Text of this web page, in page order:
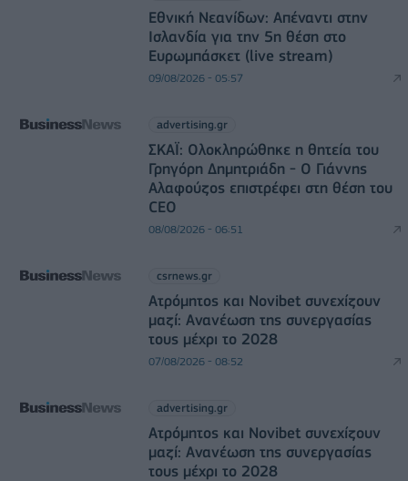
Εθνική Νεανίδων: Απέναντι στην
Ισλανδία για την 5η θέση στο
Ευρωμπάσκετ (live stream)
09/08/2026 - 05:57
advertising.gr
ΣΚΑΪ: Ολοκληρώθηκε η θητεία του
Γρηγόρη Δημητριάδη - Ο Γιάννης
Αλαφούζος επιστρέφει στη θέση του
CEO
08/08/2026 - 06:51
csrnews.gr
Ατρόμητος και Novibet συνεχίζουν
μαζί: Ανανέωση της συνεργασίας
τους μέχρι το 2028
07/08/2026 - 08:52
advertising.gr
Ατρόμητος και Novibet συνεχίζουν
μαζί: Ανανέωση της συνεργασίας
τους μέχρι το 2028